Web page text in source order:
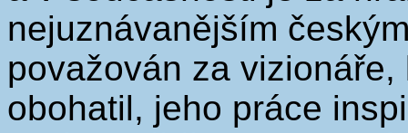
nejuznávanějším
považován za
obohatil, jeho práce